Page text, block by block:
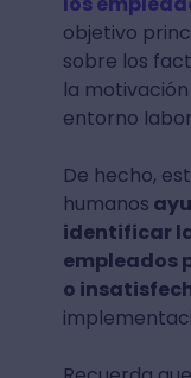
objetivo
sobre los
la
entorno
De hecho,
humanos
identificar
empleados
o